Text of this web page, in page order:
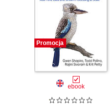
Promocja
ebook